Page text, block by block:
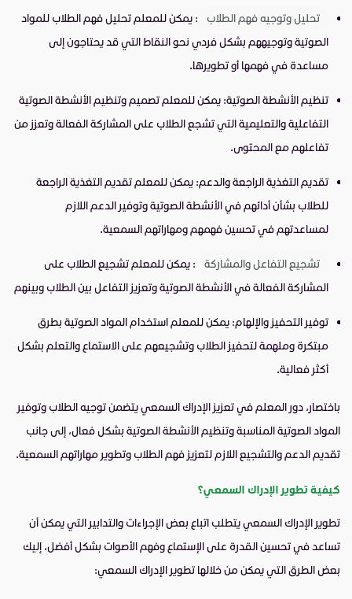
تحليل وتوجيه فهم الطلاب
: يمكن للمعلم تحليل فهم الطلاب للمواد
الصوتية وتوجيههم بشكل فردي نحو النقاط التي قد يحتاجون إلى
مساعدة في فهمها أو تطويرها.
تنظيم الأنشطة الصوتية: يمكن للمعلم تصميم وتنظيم الأنشطة الصوتية
التفاعلية والتعليمية التي تشجع الطلاب على المشاركة الفعالة وتعزز من
تفاعلهم مع المحتوى.
تقديم التغذية الراجعة والدعم: يمكن للمعلم تقديم التغذية الراجعة
للطلاب بشأن أدائهم في الأنشطة الصوتية وتوفير الدعم اللازم
لمساعدتهم في تحسين فهمهم ومهاراتهم السمعية.
تشجيع التفاعل والمشاركة
: يمكن للمعلم تشجيع الطلاب على
المشاركة الفعالة في الأنشطة الصوتية وتعزيز التفاعل بين الطلاب وبينهم
توفير التحفيز والإلهام: يمكن للمعلم استخدام المواد الصوتية بطرق
مبتكرة وملهمة لتحفيز الطلاب وتشجيعهم على الاستماع والتعلم بشكل
أكثر فعالية.
باختصار، دور المعلم في تعزيز الإدراك السمعي يتضمن توجيه الطلاب وتوفير
المواد الصوتية المناسبة وتنظيم الأنشطة الصوتية بشكل فعال، إلى جانب
تقديم الدعم والتشجيع اللازم لتعزيز فهم الطلاب وتطوير مهاراتهم السمعية.
كيفية تطوير الإدراك السمعي؟
تطوير الإدراك السمعي يتطلب اتباع بعض الإجراءات والتدابير التي يمكن أن
تساعد في تحسين القدرة على الإستماع وفهم الأصوات بشكل أفضل، إليك
بعض الطرق التي يمكن من خلالها تطوير الإدراك السمعي: